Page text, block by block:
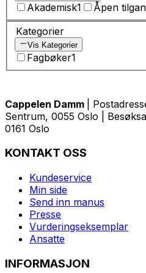
Akademisk1 Åpen
Kategorier
Vis Kategorier
Fagbøker1
Cappelen Damm
|
Sentrum, 0055 Oslo |
0161 Oslo
KONTAKT OSS
Kundeservice
Min side
Send inn manus
Presse
Vurderingseksemplar
Ansatte
INFORMASJON